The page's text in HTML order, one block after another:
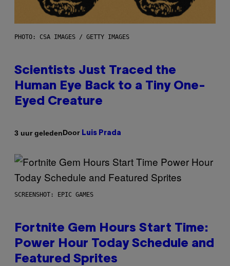
PHOTO: CSA IMAGES / GETTY IMAGES
Scientists Just Traced the
Human Eye Back to a Tiny One-
Eyed Creature
3 uur geledenDoor Luis Prada
SCREENSHOT: EPIC GAMES
Fortnite Gem Hours Start Time:
Power Hour Today Schedule and
Featured Sprites